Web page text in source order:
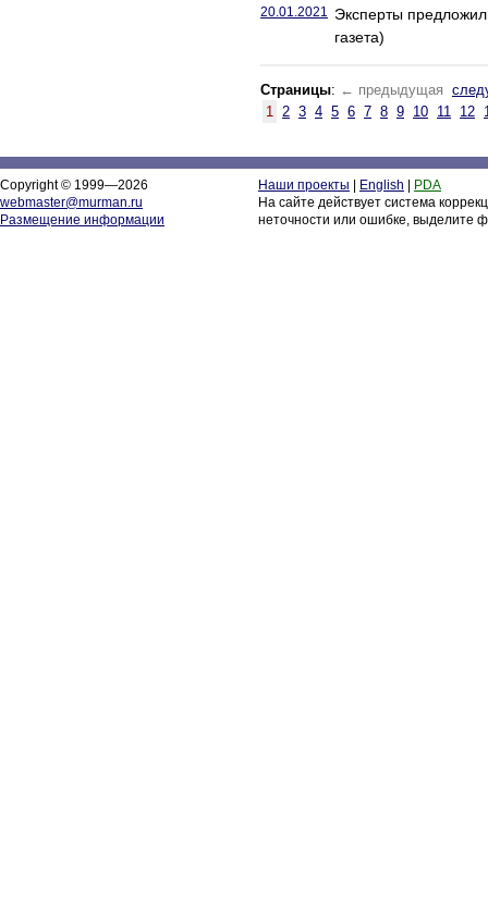
20.01.2021 Эксперты
газета)
Страницы: ← предыдущая
1 2 3 4 5 6 7 8 9 10 11 12
Copyright © 1999—2026
webmaster@murman.ru
Размещение информации
Наши проекты English
PDA
На сайте действует система
неточности или ошибке, выделите